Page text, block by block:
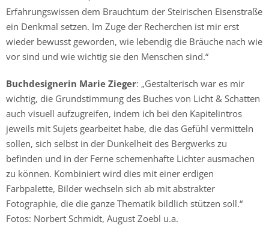
Erfahrungswissen dem Brauchtum der Steirischen Eisenstraße
ein Denkmal setzen. Im Zuge der Recherchen ist mir erst
wieder bewusst geworden, wie lebendig die Bräuche nach wie
vor sind und wie wichtig sie den Menschen sind.“
Buchdesignerin Marie Zieger: „Gestalterisch war es mir
wichtig, die Grundstimmung des Buches von Licht & Schatten
auch visuell aufzugreifen, indem ich bei den Kapitelintros
jeweils mit Sujets gearbeitet habe, die das Gefühl vermitteln
sollen, sich selbst in der Dunkelheit des Bergwerks zu
befinden und in der Ferne schemenhafte Lichter ausmachen
zu können. Kombiniert wird dies mit einer erdigen
Farbpalette, Bilder wechseln sich ab mit abstrakter
Fotographie, die die ganze Thematik bildlich stützen soll.“
Fotos: Norbert Schmidt, August Zoebl u.a.